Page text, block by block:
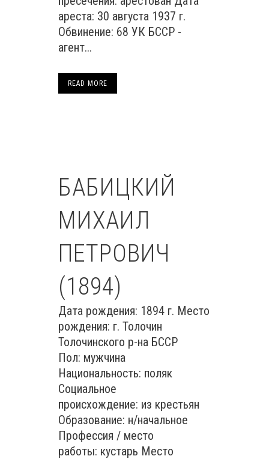
ареста: 30 августа 1937 г.
Обвинение: 68 УК БССР -
агент...
READ MORE
БАБИЦКИЙ
МИХАИЛ
ПЕТРОВИЧ
(1894)
Дата рождения: 1894 г. Место
рождения: г. Толочин
Толочинского р-на БССР
Пол: мужчина
Национальность: поляк
Социальное
происхождение: из крестьян
Образование: н/начальное
Профессия / место
работы: кустарь Место